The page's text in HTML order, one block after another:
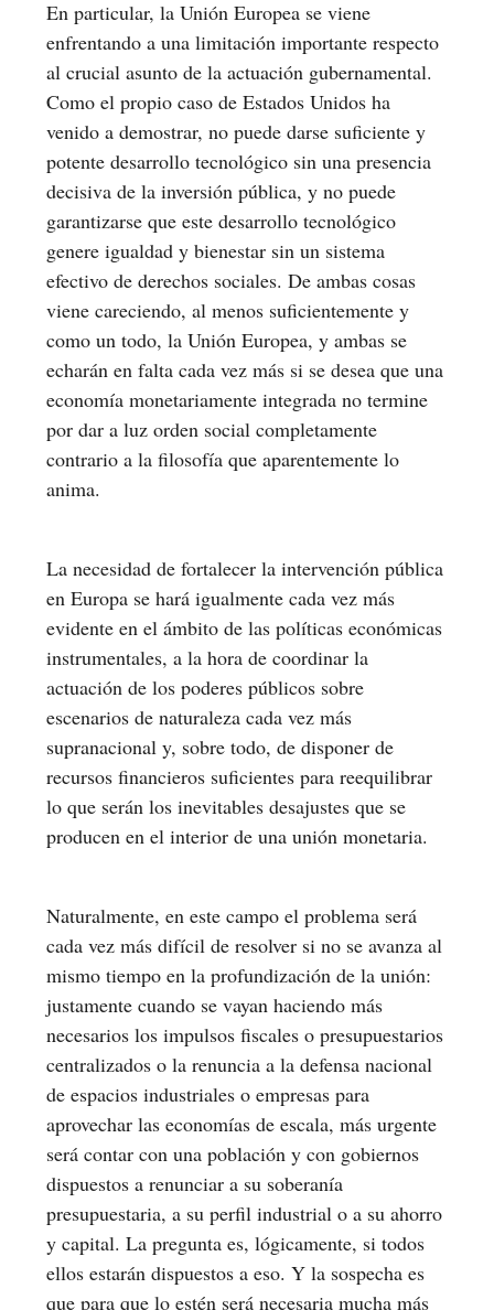
En particular, la Unión Europea se viene
enfrentando a una limitación importante respecto
al crucial asunto de la actuación gubernamental.
Como el propio caso de Estados Unidos ha
venido a demostrar, no puede darse suficiente y
potente desarrollo tecnológico sin una presencia
decisiva de la inversión pública, y no puede
garantizarse que este desarrollo tecnológico
genere igualdad y bienestar sin un sistema
efectivo de derechos sociales. De ambas cosas
viene careciendo, al menos suficientemente y
como un todo, la Unión Europea, y ambas se
echarán en falta cada vez más si se desea que una
economía monetariamente integrada no termine
por dar a luz orden social completamente
contrario a la filosofía que aparentemente lo
anima.
La necesidad de fortalecer la intervención pública
en Europa se hará igualmente cada vez más
evidente en el ámbito de las políticas económicas
instrumentales, a la hora de coordinar la
actuación de los poderes públicos sobre
escenarios de naturaleza cada vez más
supranacional y, sobre todo, de disponer de
recursos financieros suficientes para reequilibrar
lo que serán los inevitables desajustes que se
producen en el interior de una unión monetaria.
Naturalmente, en este campo el problema será
cada vez más difícil de resolver si no se avanza al
mismo tiempo en la profundización de la unión:
justamente cuando se vayan haciendo más
necesarios los impulsos fiscales o presupuestarios
centralizados o la renuncia a la defensa nacional
de espacios industriales o empresas para
aprovechar las economías de escala, más urgente
será contar con una población y con gobiernos
dispuestos a renunciar a su soberanía
presupuestaria, a su perfil industrial o a su ahorro
y capital. La pregunta es, lógicamente, si todos
ellos estarán dispuestos a eso. Y la sospecha es
que para que lo estén será necesaria mucha más